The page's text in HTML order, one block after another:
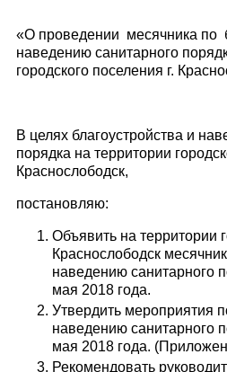
«О проведении месячника по
наведению санитарного
городского поселения г.
В целях благоустройства и
порядка на территории
Краснослободск,
постановляю:
Объявить на территории
Краснослободск
наведению санитарного
мая 2018 года.
Утвердить мероприятия
наведению санитарного
мая 2018 года.
Рекомендовать